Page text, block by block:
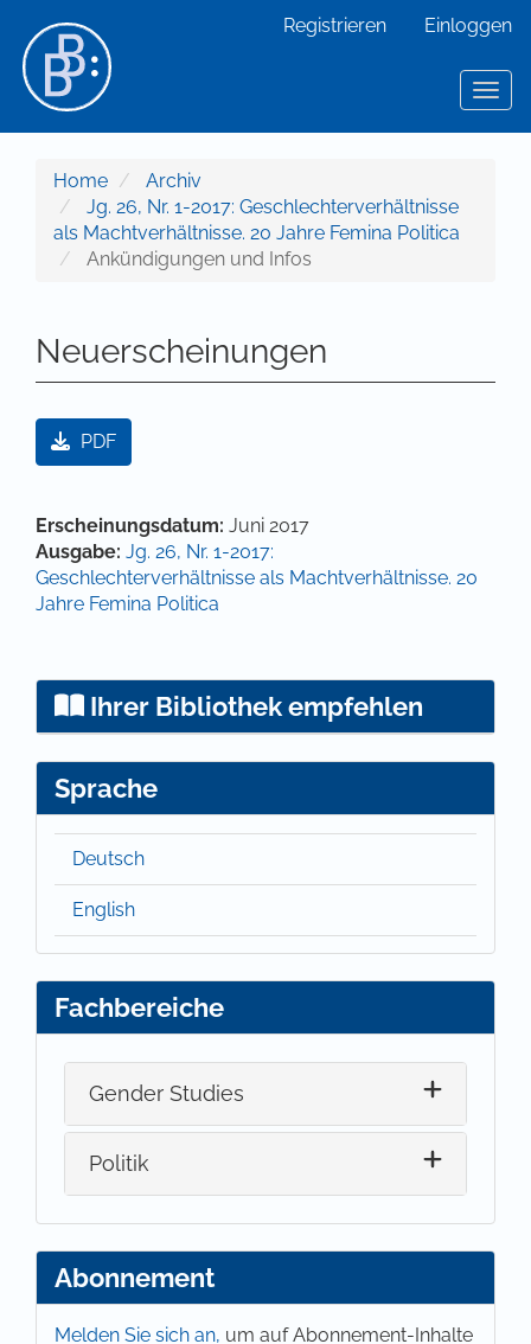
Hauptinhalt
Sidebar
Registrieren Einloggen
Home
Archiv
Jg. 26, Nr. 1-2017: Geschlechterverhältnisse
als Machtverhältnisse. 20 Jahre Femina Politica
Ankündigungen und Infos
Neuerscheinungen
Artikel-Sidebar
PDF
Hauptsächlicher Artikelinhalt
Artikel-Details
Erscheinungsdatum: Juni 2017
Ausgabe: Jg. 26, Nr. 1-2017:
Geschlechterverhältnisse als Machtverhältnisse. 20
Jahre Femina Politica
Ihrer Bibliothek empfehlen
Sprache
Deutsch
English
Fachbereiche
Gender Studies
Politik
Abonnement
Melden Sie sich an, um auf Abonnement-Inhalte